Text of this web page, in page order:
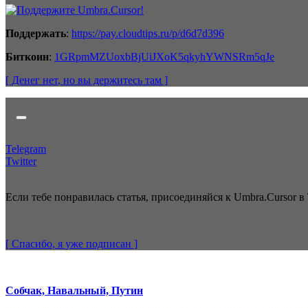
Поддержать: https://pay.cloudtips.ru/p/d6d7d396
Биткоин: 1GRpmMZUoxbBjUiJXoK5qkyhYWNSRm5qJe
[ Денег нет, но вы держитесь там ]
Telegram
Twitter
Если тебе понравилась статья, присоединяйся к Umbra.Cursor
[ Спасибо, я уже подписан ]
Собчак, Навальный, Путин